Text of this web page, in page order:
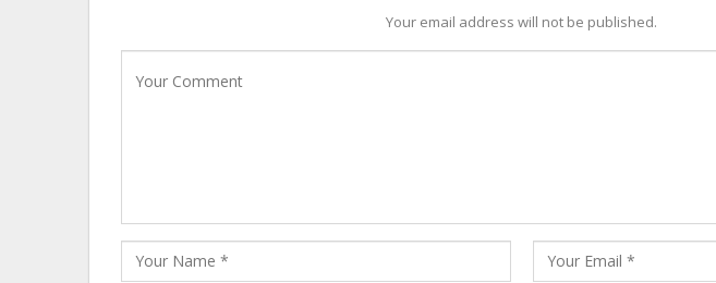
Your email address will not be published.